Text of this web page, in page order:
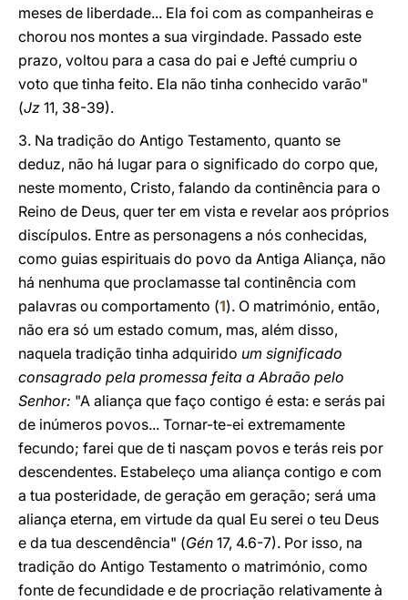
meses de liberdade... Ela foi com as companheiras e
chorou nos montes a sua virgindade. Passado este
prazo, voltou para a casa do pai e Jefté cumpriu o
voto que tinha feito. Ela não tinha conhecido varão"
(Jz 11, 38-39).
3. Na tradição do Antigo Testamento, quanto se
deduz, não há lugar para o significado do corpo que,
neste momento, Cristo, falando da continência para o
Reino de Deus, quer ter em vista e revelar aos próprios
discípulos. Entre as personagens a nós conhecidas,
como guias espirituais do povo da Antiga Aliança, não
há nenhuma que proclamasse tal continência com
palavras ou comportamento (1). O matrimónio, então,
não era só um estado comum, mas, além disso,
naquela tradição tinha adquirido um significado
consagrado pela promessa feita a Abraão pelo
Senhor: "A aliança que faço contigo é esta: e serás pai
de inúmeros povos... Tornar-te-ei extremamente
fecundo; farei que de ti nasçam povos e terás reis por
descendentes. Estabeleço uma aliança contigo e com
a tua posteridade, de geração em geração; será uma
aliança eterna, em virtude da qual Eu serei o teu Deus
e da tua descendência" (Gén 17, 4.6-7). Por isso, na
tradição do Antigo Testamento o matrimónio, como
fonte de fecundidade e de procriação relativamente à